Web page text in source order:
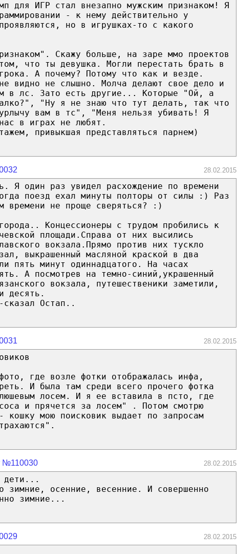
для ИГР стал внезапно мужским признаком! Я
- к нему действительно у
но в игрушках-то с какого
Скажу больше, на заре ммо проектов
что ты девушка. Могли перестать брать в
А почему? Потому что как и везде.
видно не слышно. Молча делают свое дело и
в лс. Зато есть другие... Которые "Ой, а
"Ну я не знаю что тут делать, так что
вам в тс", "Меня нельзя убивать! Я
в играх не любят.
привыкшая представляться парнем)
28.02.2015
Я один раз увидел расхождение по времени
поезд ехал минуты полторы от силы :) Раз
времени не проще сверяться? :)
Концессионеры с трудом пробились к
площади.Справа от них высились
вокзала.Прямо против них тускло
выкрашенный масляной краской в два
пять минут одиннадцатого. На часах
А посмотрев на темно-синий,украшенный
вокзала, путешественики заметили,
десять.
сказал Остап..
28.02.2015
где возле фотки отображалась инфа,
И была там среди всего прочего фотка
лосем. И я ее вставила в псто, где
и прячется за лосем" . Потом смотрю
кошку мою поисковик выдает по запросам
№110030 28.02.2015
дети...
зимние, осенние, весенние. И совершенно
зимние...
28.02.2015